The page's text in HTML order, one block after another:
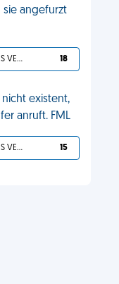
sie angefurzt
DU HAST ES VERDIENT 18
existent,
anruft. FML
DU HAST ES VERDIENT 15